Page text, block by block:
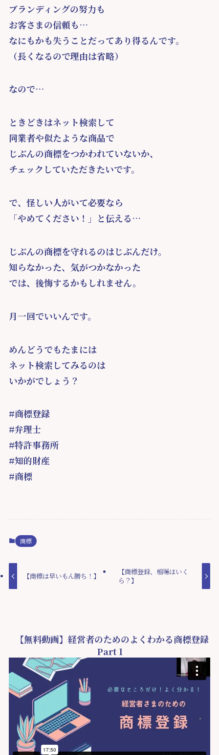
ブランディングの努力も
お客さまの信頼も…
なにもかも失うことだってあり得るんです。
（長くなるので理由は省略）
なので…
ときどきはネット検索して
同業者や似たような商品で
じぶんの商標をつかわれていないか、
チェックしていただきたいです。
で、怪しい人がいて必要なら
「やめてください！」と伝える…
じぶんの商標を守れるのはじぶんだけ。
知らなかった、気がつかなかった
では、後悔するかもしれません。
月一回でいいんです。
めんどうでもたまには
ネット検索してみるのは
いかがでしょう？
#商標登録
#弁理士
#特許事務所
#知的財産
#商標
商標
【商標は早いもん勝ち！】
【商標登録、相場はいく
ら？】
【無料動画】経営者のためのよくわかる商標登録
Part 1